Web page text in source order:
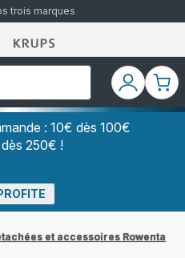
trois marques
Accueil
Rowenta
Mon
compte
Mon
: 10€ dès 100€
250€ !
et accessoires Rowenta